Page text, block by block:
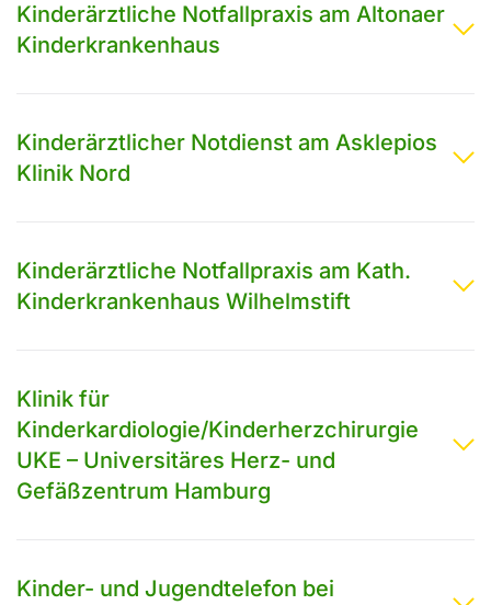
Kinderärztliche Notfallpraxis am Altonaer
Kinderkrankenhaus
Kinderärztlicher Notdienst am Asklepios
Klinik Nord
Kinderärztliche Notfallpraxis am Kath.
Kinderkrankenhaus Wilhelmstift
Klinik für
Kinderkardiologie/Kinderherzchirurgie
UKE – Universitäres Herz- und
Gefäßzentrum Hamburg
Kinder- und Jugendtelefon bei